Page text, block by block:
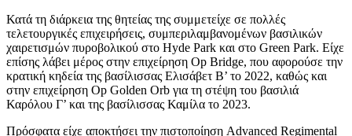
Κατά τη διάρκεια της θητείας της συμμετείχε σε πολλές
τελετουργικές επιχειρήσεις, συμπεριλαμβανομένων βασιλικών
χαιρετισμών πυροβολικού στο Hyde Park και στο Green Park. Είχε
επίσης λάβει μέρος στην επιχείρηση Op Bridge, που αφορούσε την
κρατική κηδεία της βασίλισσας Ελισάβετ Β’ το 2022, καθώς και
στην επιχείρηση Op Golden Orb για τη στέψη του βασιλιά
Καρόλου Γ’ και της βασίλισσας Καμίλα το 2023.
Πρόσφατα είχε αποκτήσει την πιστοποίηση Advanced Regimental